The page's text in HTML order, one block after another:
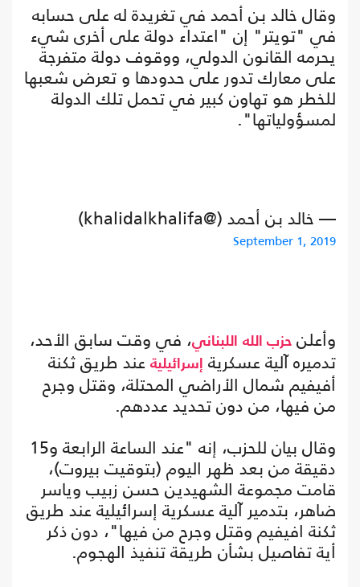
وقال خالد بن أحمد في تغريدة له على حسابه
في "تويتر" إن "اعتداء دولة على أخرى شيء
يحرمه القانون الدولي، ووقوف دولة متفرجة
على معارك تدور على حدودها و تعرض شعبها
للخطر هو تهاون كبير في تحمل تلك الدولة
لمسؤولياتها".
— خالد بن ‏أحمد (@khalidalkhalifa)
September 1, 2019
وأعلن حزب الله اللبناني، في وقت سابق الأحد،
تدميره آلية عسكرية
إسرائيلية عند طريق ثكنة
أفيفيم شمال الأراضي المحتلة، وقتل وجرح
من فيها، من دون تحديد عددهم.
وقال بيان للحزب، إنه "عند الساعة الرابعة و15
دقيقة من بعد ظهر اليوم (بتوقيت بيروت)،
قامت مجموعة الشهيدين حسن زبيب وياسر
ضاهر، بتدمير آلية عسكرية إسرائيلية عند طريق
ثكنة افيفيم وقتل وجرح من فيها"، دون ذكر
أية تفاصيل بشأن طريقة تنفيذ الهجوم.